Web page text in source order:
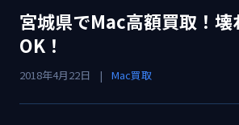
宮城県でMac高額買取！壊
OK！
2018年4月22日 | Mac買取